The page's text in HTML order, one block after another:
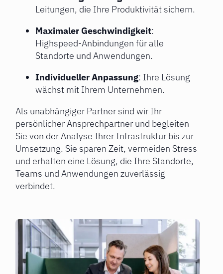
Leitungen, die Ihre Produktivität sichern.
Maximaler Geschwindigkeit:
Highspeed-Anbindungen für alle
Standorte und Anwendungen.
Individueller Anpassung: Ihre Lösung
wächst mit Ihrem Unternehmen.
Als unabhängiger Partner sind wir Ihr
persönlicher Ansprechpartner und begleiten
Sie von der Analyse Ihrer Infrastruktur bis zur
Umsetzung. Sie sparen Zeit, vermeiden Stress
und erhalten eine Lösung, die Ihre Standorte,
Teams und Anwendungen zuverlässig
verbindet.